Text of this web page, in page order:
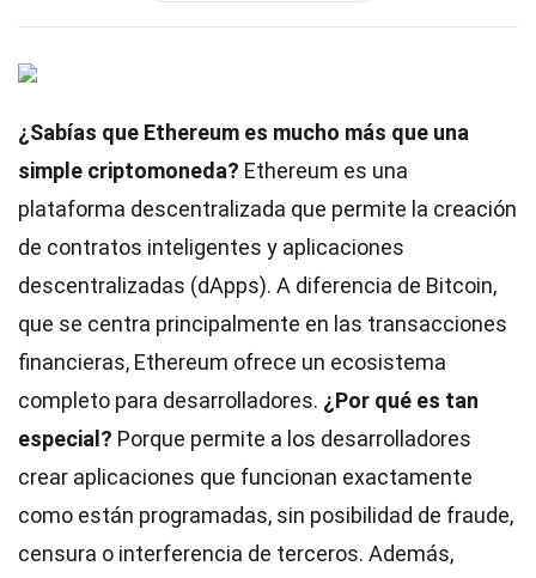
¿Sabías que Ethereum es mucho más que una
simple criptomoneda? Ethereum es una
plataforma descentralizada que permite la creación
de contratos inteligentes y aplicaciones
descentralizadas (dApps). A diferencia de Bitcoin,
que se centra principalmente en las transacciones
financieras, Ethereum ofrece un ecosistema
completo para desarrolladores. ¿Por qué es tan
especial? Porque permite a los desarrolladores
crear aplicaciones que funcionan exactamente
como están programadas, sin posibilidad de fraude,
censura o interferencia de terceros. Además,